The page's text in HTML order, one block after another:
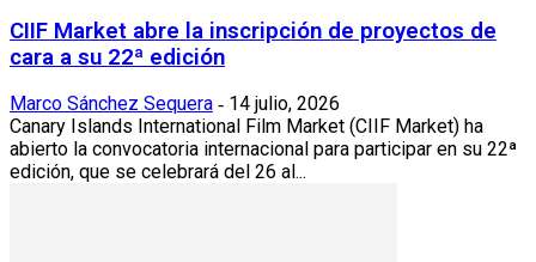
CIIF Market abre la inscripción de proyectos de
cara a su 22ª edición
Marco Sánchez Sequera - 14 julio, 2026
Canary Islands International Film Market (CIIF Market) ha
abierto la convocatoria internacional para participar en su 22ª
edición, que se celebrará del 26 al...